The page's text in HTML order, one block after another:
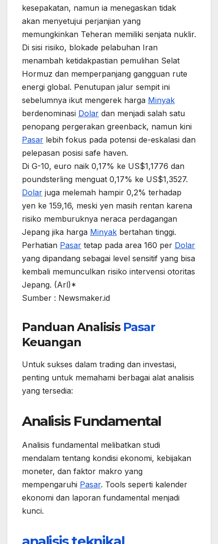
kesepakatan, namun ia menegaskan tidak
akan menyetujui perjanjian yang
memungkinkan Teheran memiliki senjata nuklir.
Di sisi risiko, blokade pelabuhan Iran
menambah ketidakpastian pemulihan Selat
Hormuz dan memperpanjang gangguan rute
energi global. Penutupan jalur sempit ini
sebelumnya ikut mengerek harga Minyak
berdenominasi Dolar dan menjadi salah satu
penopang pergerakan greenback, namun kini
Pasar lebih fokus pada potensi de-eskalasi dan
pelepasan posisi safe haven.
Di G-10, euro naik 0,17% ke US$1,1776 dan
poundsterling menguat 0,17% ke US$1,3527.
Dolar juga melemah hampir 0,2% terhadap
yen ke 159,16, meski yen masih rentan karena
risiko memburuknya neraca perdagangan
Jepang jika harga Minyak bertahan tinggi.
Perhatian Pasar tetap pada area 160 per Dolar
yang dipandang sebagai level sensitif yang bisa
kembali memunculkan risiko intervensi otoritas
Jepang. (Arl)*
Sumber : Newsmaker.id
Panduan Analisis Pasar
Keuangan
Untuk sukses dalam trading dan investasi,
penting untuk memahami berbagai alat analisis
yang tersedia:
Analisis Fundamental
Analisis fundamental melibatkan studi
mendalam tentang kondisi ekonomi, kebijakan
moneter, dan faktor makro yang
mempengaruhi Pasar. Tools seperti kalender
ekonomi dan laporan fundamental menjadi
kunci.